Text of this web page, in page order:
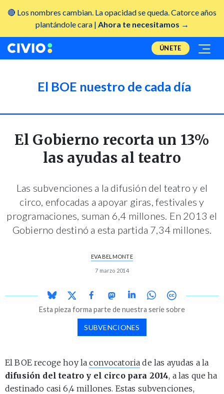
🔴 Los nombres cambian. La opacidad se queda. Catorce años
plantándole cara | Ahora te necesitamos →
ÚNETE
El BOE nuestro de cada día
El Gobierno recorta un 13%
las ayudas al teatro
Las subvenciones a la difusión del teatro y el
circo, enfocadas a apoyar giras, festivales y
programaciones, suman 6,4 millones. En 2013 el
Gobierno destinó a esta partida 7,34 millones.
EVA BELMONTE
7 marzo 2014
Esta pieza forma parte de nuestra serie sobre
SUBVENCIONES
El BOE recoge hoy laconvocatoria de las ayudas a la
difusión del teatro y el circo para 2014, a las que ha
destinado casi 6,4 millones. Estas subvenciones,